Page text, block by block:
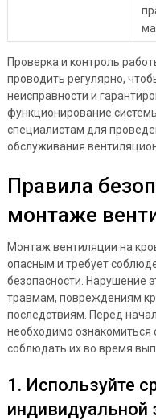
Проверка и контроль
проводить регулярно,
неисправности и
функционирование
специалистам для
обслуживания
Правила
монтаже
Монтаж вентиляции на
опасным и требует
безопасности. Нарушение
травмам, повреждениям
последствиям. Перед
необходимо ознакомиться
соблюдать их во время
1. Используйте